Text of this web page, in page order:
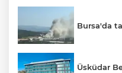
Bursa'da
Üsküdar